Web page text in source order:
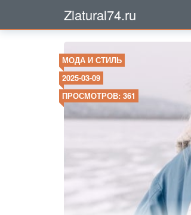
Zlatural74.ru
МОДА И СТИЛЬ
2025-03-09
ПРОСМОТРОВ: 361